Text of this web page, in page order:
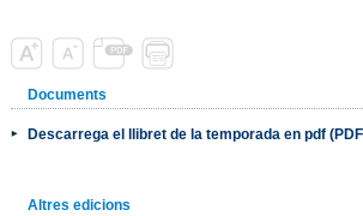
Documents
Descarrega el llibret de la temporada en pdf
Altres edicions